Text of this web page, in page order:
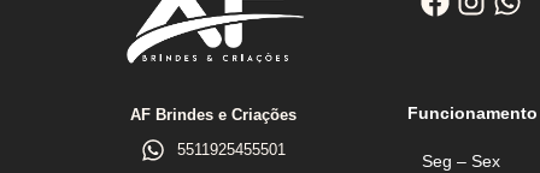
AF Brindes e Criações
5511925455501
Funcionamento
Seg – Sex